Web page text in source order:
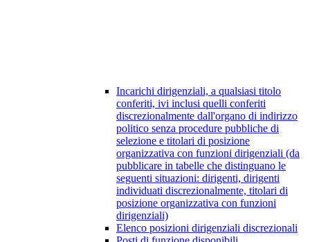
Incarichi dirigenziali, a qualsiasi titolo
conferiti, ivi inclusi quelli conferiti
discrezionalmente dall'organo di indirizzo
politico senza procedure pubbliche di
selezione e titolari di posizione
organizzativa con funzioni dirigenziali (da
pubblicare in tabelle che distinguano le
seguenti situazioni: dirigenti, dirigenti
individuati discrezionalmente, titolari di
posizione organizzativa con funzioni
dirigenziali)
Elenco posizioni dirigenziali discrezionali